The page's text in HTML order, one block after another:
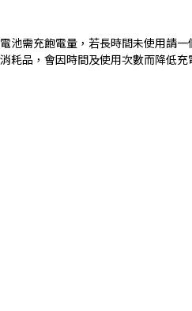
池需充飽電量，若長時間未使用請一
耗品，會因時間及使用次數而降低